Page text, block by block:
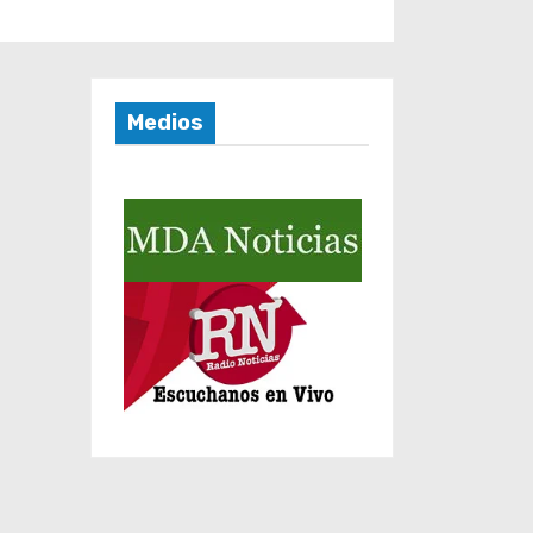
Medios